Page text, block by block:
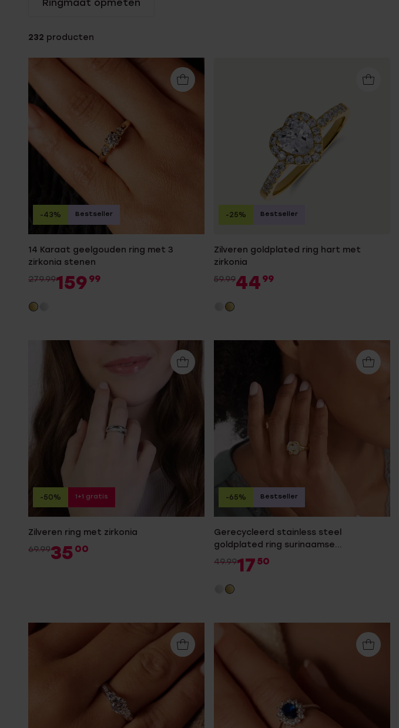
Gepersonaliseerde
Accessoires
Ringmaat opmeten
232 producten
14 Karaat geelgouden ring met 3
zirkonia stenen
279.99159 99
-43% Bestseller
Zilveren goldplated ring hart met
zirkonia
59.9944 99
-25% Bestseller
Zilveren ring met zirkonia
69.9935 00
-50% 1+1 gratis
Gerecycleerd stainless steel
goldplated ring surinaamse
mattenklopper
49.9917 50
-65% Bestseller